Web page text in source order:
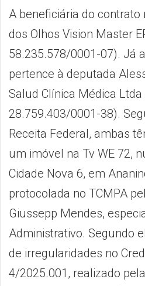
A beneficiária do contrato
dos Olhos Vision Master
58.235.578/0001-07). Já
pertence à deputada
Salud Clínica Médica Ltda
28.759.403/0001-38).
Receita Federal, ambas
um imóvel na Tv WE 72,
Cidade Nova 6, em
protocolada no TCMPA
Giussepp Mendes,
Administrativo. Segundo
de irregularidades no
4/2025.001, realizado